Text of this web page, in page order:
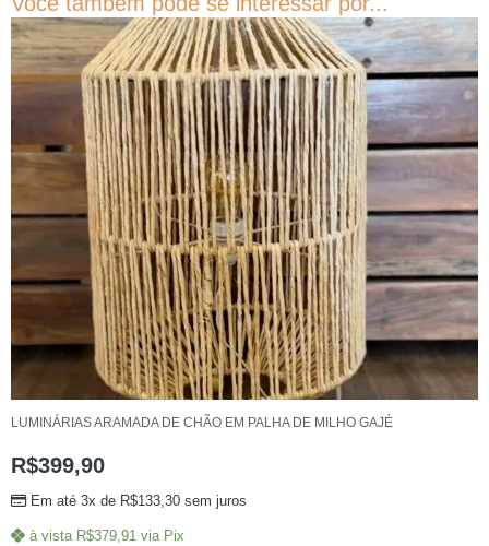
LUMINÁRIAS ARAMADA DE CHÃO EM PALHA DE MILHO GAJÉ
R$399,90
Em até 3x de R$133,30 sem juros
à vista R$379,91 via Pix